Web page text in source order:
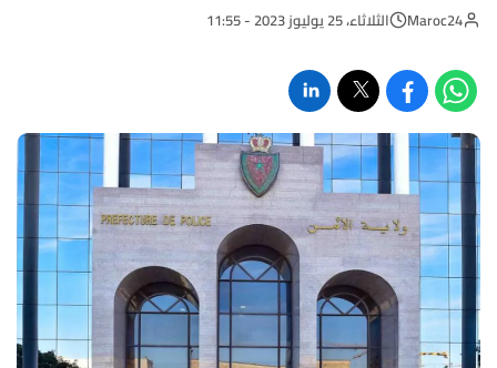
Maroc24 الثلاثاء، 25 يوليوز 2023 - 11:55